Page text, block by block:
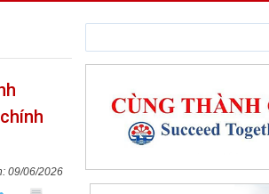
09/06/2026